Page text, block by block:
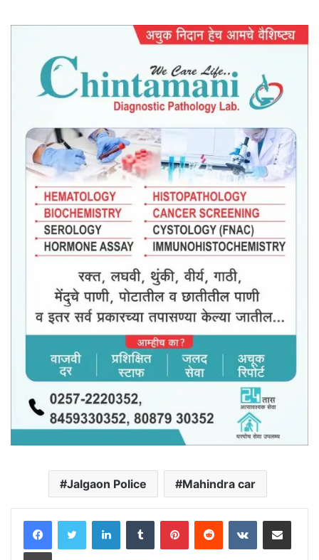
Jalgaon Police Mahindra car
LinkedInTumblr PinterestReddit VKontakteShare via Email
Print